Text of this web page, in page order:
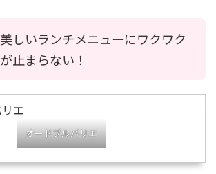
美しいランチメニューにワクワク
が止まらない！
オードブルバリエ